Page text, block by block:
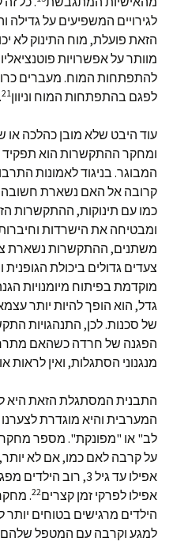
לגירויים המשפיעים על גדילה
הזאת פועלת, מוח התינוק לא
מוותר על אפשרויות
להתפתחות המוח. מעברים
לפגם בהתפתחות המוח וניוון21
.
עוד היבט שלא מובן כהלכה
ומחקר ההתקשרות הוא תפקיד
המבוגר. בניגוד לאמונות
קרובה אל האם נשארת חשובה
כמו עם תינוקות, ההתקשרות
ומבטיחה את הישרדות
משתנים, ההתקשרות נשארת
צעדים גדולים ביכולת הגופנית
מוקדמת בפיתוח מיומנויות
גדל, הוא הופך להיות יותר
של סכנות. לכן, התנהגויות
הפגנה של חרדה כשהאם
מנגנוני הסתגלות, ואין לראות
התבנית המסתגלת הזאת היא
המערבית והיא מוגדרת
לב" או "מפונקת". מספר
על קרבה לאם כמו, אם לא
אפילו עד גיל 3, רוב
אפילו לפרקי זמן קצרים22
הילדים מרגישים בטוחים
למגע וקרבה עם המטפל שלהם